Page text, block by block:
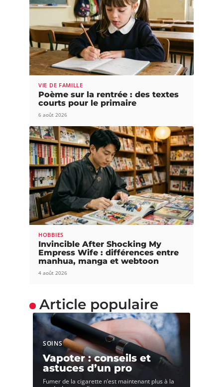
VIE DE FAMILLE
Poème sur la rentrée : des textes
courts pour le primaire
6 août 2026
HOBBIES
Invincible After Shocking My
Empress Wife : différences entre
manhua, manga et webtoon
4 août 2026
Article populaire
SOINS
Vapoter : conseils et
astuces d’un pro
Fumer de la cigarette n’est maintenant plus à la